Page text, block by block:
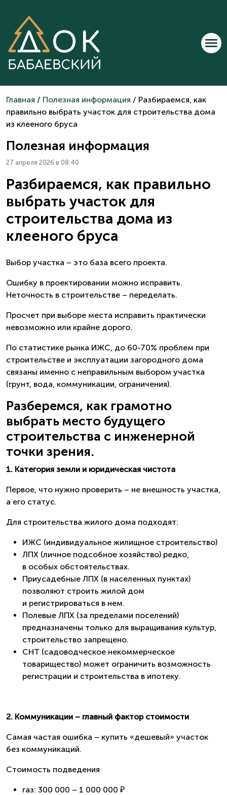
Главная / Полезная информация / Разбираемся, как
правильно выбрать участок для строительства дома
из клееного бруса
Полезная информация
27 апреля 2026 в 08:40
Разбираемся, как правильно
выбрать участок для
строительства дома из
клееного бруса
Выбор участка – это база всего проекта.
Ошибку в проектировании можно исправить.
Неточность в строительстве – переделать.
Просчет при выборе места исправить практически
невозможно или крайне дорого.
По статистике рынка ИЖС, до 60-70% проблем при
строительстве и эксплуатации загородного дома
связаны именно с неправильным выбором участка
(грунт, вода, коммуникации, ограничения).
Разберемся, как грамотно
выбрать место будущего
строительства с инженерной
точки зрения.
1. Категория земли и юридическая чистота
Первое, что нужно проверить – не внешность участка,
а его статус.
Для строительства жилого дома подходят:
ИЖС (индивидуальное жилищное строительство)
ЛПХ (личное подсобное хозяйство) редко,
в особых обстоятельствах.
Приусадебные ЛПХ (в населенных пунктах)
позволяют строить жилой дом
и регистрироваться в нем.
Полевые ЛПХ (за пределами поселений)
предназначены только для выращивания культур,
строительство запрещено.
СНТ (садоводческое некоммерческое
товарищество) может ограничить возможность
регистрации и строительства в ипотеку.
2. Коммуникации – главный фактор стоимости
Самая частая ошибка – купить «дешевый» участок
без коммуникаций.
Стоимость подведения
газ: 300 000 – 1 000 000 ₽